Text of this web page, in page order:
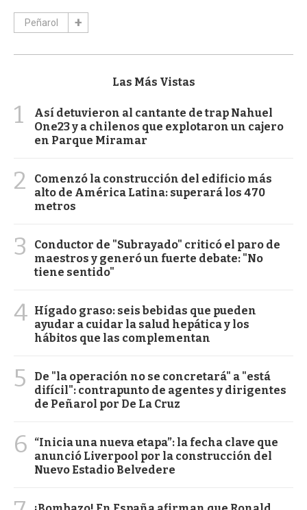
Peñarol
Las Más Vistas
1
Así detuvieron al cantante de trap Nahuel
One23 y a chilenos que explotaron un cajero
en Parque Miramar
2
Comenzó la construcción del edificio más
alto de América Latina: superará los 470
metros
3
Conductor de "Subrayado" criticó el paro de
maestros y generó un fuerte debate: "No
tiene sentido"
4 Hígado graso: seis bebidas que pueden
ayudar a cuidar la salud hepática y los
hábitos que las complementan
5
De "la operación no se concretará" a "está
difícil": contrapunto de agentes y dirigentes
de Peñarol por De La Cruz
6
“Inicia una nueva etapa”: la fecha clave que
anunció Liverpool por la construcción del
Nuevo Estadio Belvedere